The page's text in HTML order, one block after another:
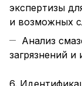
экспертизы
и возможных
Анализ
загрязнений и
6.